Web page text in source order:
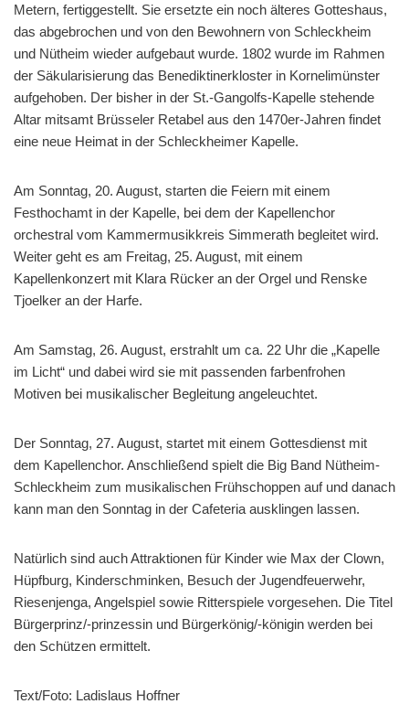
Metern, fertiggestellt. Sie ersetzte ein noch älteres Gotteshaus,
das abgebrochen und von den Bewohnern von Schleckheim
und Nütheim wieder aufgebaut wurde. 1802 wurde im Rahmen
der Säkularisierung das Benediktinerkloster in Kornelimünster
aufgehoben. Der bisher in der St.-Gangolfs-Kapelle stehende
Altar mitsamt Brüsseler Retabel aus den 1470er-Jahren findet
eine neue Heimat in der Schleckheimer Kapelle.
Am Sonntag, 20. August, starten die Feiern mit einem
Festhochamt in der Kapelle, bei dem der Kapellenchor
orchestral vom Kammermusikkreis Simmerath begleitet wird.
Weiter geht es am Freitag, 25. August, mit einem
Kapellenkonzert mit Klara Rücker an der Orgel und Renske
Tjoelker an der Harfe.
Am Samstag, 26. August, erstrahlt um ca. 22 Uhr die „Kapelle
im Licht“ und dabei wird sie mit passenden farbenfrohen
Motiven bei musikalischer Begleitung angeleuchtet.
Der Sonntag, 27. August, startet mit einem Gottesdienst mit
dem Kapellenchor. Anschließend spielt die Big Band Nütheim-
Schleckheim zum musikalischen Frühschoppen auf und danach
kann man den Sonntag in der Cafeteria ausklingen lassen.
Natürlich sind auch Attraktionen für Kinder wie Max der Clown,
Hüpfburg, Kinderschminken, Besuch der Jugendfeuerwehr,
Riesenjenga, Angelspiel sowie Ritterspiele vorgesehen. Die Titel
Bürgerprinz/-prinzessin und Bürgerkönig/-königin werden bei
den Schützen ermittelt.
Text/Foto: Ladislaus Hoffner